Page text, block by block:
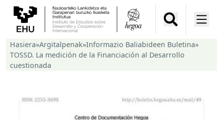
Hasiera»Argitalpenak»Informazio Baliabideen Buletina»
TOSSD. La medición de la Financiación al Desarrollo
cuestionada